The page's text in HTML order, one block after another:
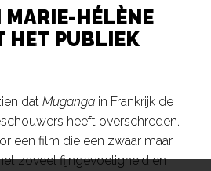
MARIE-HÉLÈNE
HET PUBLIEK
dat Muganga in Frankrijk de
heeft overschreden.
een film die een zwaar maar
zoveel fijngevoeligheid en